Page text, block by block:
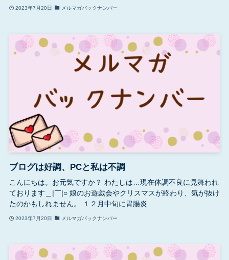
2023年7月20日 メルマガバックナンバー
ブログは好調、PCと私は不調
こんにちは。お元気ですか？ わたしは…現在体調不良に見舞われ
ております＿|￣|○ 娘のお遊戯会やクリスマスが終わり、気が抜け
たのかもしれません。 １２月中旬に胃腸炎...
2023年7月20日 メルマガバックナンバー